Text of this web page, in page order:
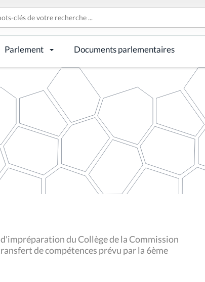
Parlement Documents parlementaires
du Collège de la Commission
de compétences prévu par la 6ème